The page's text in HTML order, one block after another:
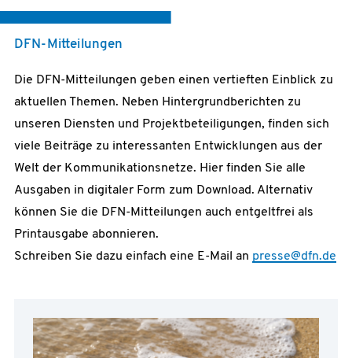
DFN-Mitteilungen
Die DFN-Mitteilungen geben einen vertieften Einblick zu
aktuellen Themen. Neben Hintergrundberichten zu
unseren Diensten und Projektbeteiligungen, finden sich
viele Beiträge zu interessanten Entwicklungen aus der
Welt der Kommunikationsnetze. Hier finden Sie alle
Ausgaben in digitaler Form zum Download. Alternativ
können Sie die DFN-Mitteilungen auch entgeltfrei als
Printausgabe abonnieren.
Schreiben Sie dazu einfach eine E-Mail an presse@dfn.de